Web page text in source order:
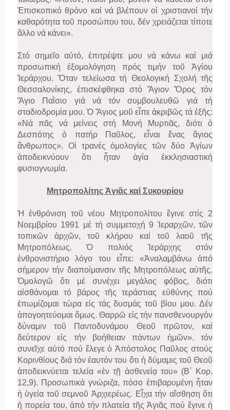
Ἐπισκοπικό θρόνο καί νά βλέπουν οἱ χριστιανοί τήν
καθαρότητα τοῦ προσώπου του, δέν χρειάζεται τίποτε
ἄλλο νά κάνει».
Στό σημεῖο αὐτό, ἐπιτρέψτε μου νά κάνω καί μιά
προσωπική ἐξομολόγηση πρός τιμήν τοῦ Ἁγίου
Ἱεράρχου. Ὅταν τελείωσα τή Θεολογική Σχολή τῆς
Θεσσαλονίκης, ἐπισκέφθηκα στό Ἅγιον Ὄρος τόν
Ἅγιο Παῒσιο γιά νά τόν συμβουλευθῶ γιά τή
σταδιοδρομία μου. Ὁ Ἅγιος μοῦ εἶπε ἀκριβῶς τά ἑξῆς:
«Νά πᾶς νά μείνεις στή Μονή Μυρτιᾶς, διότι ὁ
Δεσπότης ὁ πατήρ Παῦλος, εἶναι ἕνας ἅγιος
ἄνθρωπος». Οἱ τρανές ὁμολογίες τῶν δύο Ἁγίων
ἀποδεικνύουν ὅτι ἦταν ἁγία ἐκκλησιαστική
φυσιογνωμία.
Μητροπολίτης Ἁγιᾶς καί Συκουρίου
Ἡ ἐνθρόνιση τοῦ νέου Μητροπολίτου ἔγινε στίς 2
Νοεμβρίου 1991 μέ τή συμμετοχή 9 Ἱεραρχῶν, τῶν
τοπικῶν ἀρχῶν, τοῦ κλήρου καί τοῦ λαοῦ τῆς
Μητροπόλεως. Ὁ πολιός Ἱεράρχης στόν
ἐνθρονιστήριο λόγο του εἶπε: «Ἀναλαμβάνω ἀπό
σήμερον τήν διαποίμανσιν τῆς Μητροπόλεως αὐτῆς.
Ὁμολογῶ ὅτι μέ συνέχει μεγάλος φόβος, διότι
αίσθάνομαι τό βάρος τῆς τεράστιας εὐθύνης πού
ἐπωμίζομαι τώρα εἰς τάς δυσμάς τοῦ βίου μου. Δέν
ἀπογοητεύομαι ὅμως. Θαρρῶ εἰς τήν πανσθενουργόν
δύναμιν τοῦ Παντοδυνάμου Θεοῦ πρῶτον, καί
δεύτερον εἰς τήν βοήθειαν πάντων ἡμῶν». τόν
συνεῖχε αὐτό πού ἔλεγε ὁ Ἀπόστολος Παῦλος στούς
Κορινθίους διά τόν ἑαυτόν του ὅτι ἡ δύμαμις τοῦ Θεοῦ
ἀποδεικνύεται τελεία «ἐν τῇ ἀσθενείᾳ του» (Β΄ Κορ.
12,9). Προσωπικά γνώριζα, πόσο ἐπιβαρυμένη ἦταν
ἡ ὑγεία τοῦ σεμνοῦ Ἀρχιερέως. Εἶχα τήν αἴσθηση ὅτι
ἡ πορεία του, ἀπό τήν πλατεία τῆς Ἁγιᾶς πού ἔγινε ἡ